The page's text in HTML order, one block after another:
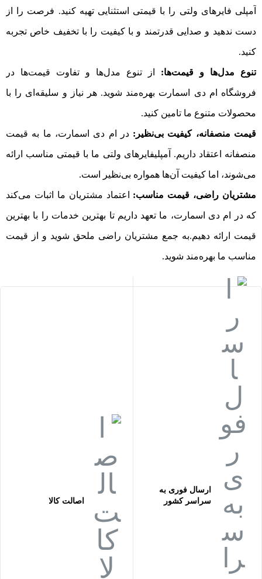
آمپلی فایرهای ولتی را با قیمتی استثنایی تهیه کنید. فرصت را از
دست ندهید و صدایی قدرتمند و با کیفیت را با تخفیف خاص تجربه
کنید.
تنوع مدل‌ها و قیمت‌ها:از تنوع مدل‌ها و تفاوت قیمت‌ها در
فروشگاه ام دی اسمارت بهره‌مند شوید. هر نیاز و سلیقه‌ای را با
محصولات متنوع ما تامین کنید.
قیمت منصفانه، کیفیت بی‌نظیر: در ام دی اسمارت، ما به قیمت
منصفانه اعتقاد داریم. آمپلیفایرهای ولتی ما با قیمتی مناسب ارائه
می‌شوند، اما کیفیت آن‌ها همواره بی‌نظیر است.
مشتریان راضی، قیمت مناسب:اعتماد مشتریان ما اثبات می‌کند
که در ام دی اسمارت، ما تعهد داریم تا بهترین خدمات را با بهترین
قیمت ارائه دهیم.به جمع مشتریان راضی ملحق شوید و از قیمت
مناسب ما بهره‌مند شوید.
ارسال فوری به
سراسر کشور
اصالت کالا